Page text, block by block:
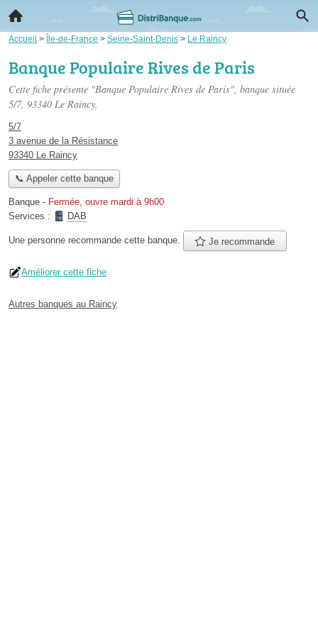
Accueil > Île-de-France > Seine-Saint-Denis > Le Raincy
Banque Populaire Rives de Paris
Cette fiche présente "Banque Populaire Rives de Paris", banque située
5/7, 93340 Le Raincy.
5/7
3 avenue de la Résistance
93340 Le Raincy
📞 Appeler cette banque
Banque - Fermée, ouvre mardi à 9h00
Services :
DAB
Une personne recommande cette banque. Je recommande
Améliorer cette fiche
Autres banques au Raincy